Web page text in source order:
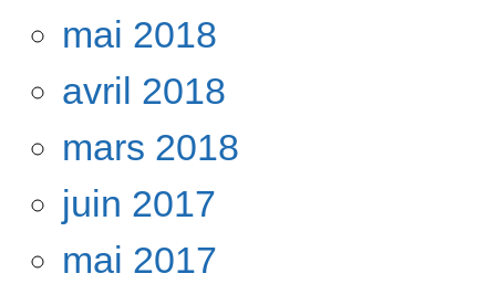
mai 2018
avril 2018
mars 2018
juin 2017
mai 2017